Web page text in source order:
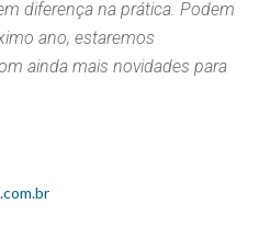
diferença na prática. Podem
ano, estaremos
ainda mais novidades para